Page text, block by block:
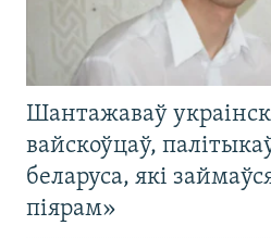
Шантажаваў
вайскоўцаў,
беларуса, які
піярам»